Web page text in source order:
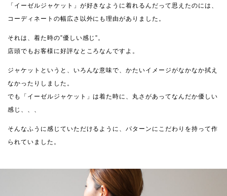
「イーゼルジャケット」が好きなように着れるんだって思えたのには、
コーディネートの幅広さ以外にも理由がありました。
それは、着た時の”優しい感じ”。
店頭でもお客様に好評なところなんですよ。
ジャケットというと、いろんな意味で、かたいイメージがなかなか拭え
なかったりしました。
でも「イーゼルジャケット」は着た時に、丸さがあってなんだか優しい
感じ、、、
そんなふうに感じていただけるように、パターンにこだわりを持って作
られていました。